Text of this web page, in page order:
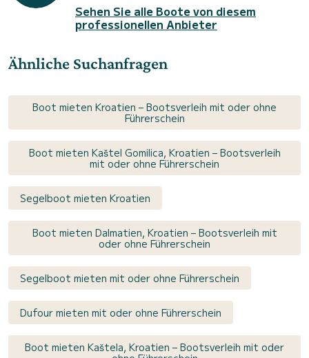
Sehen Sie alle Boote von diesem
professionellen Anbieter
Ähnliche Suchanfragen
Boot mieten Kroatien – Bootsverleih mit oder ohne
Führerschein
Boot mieten Kaštel Gomilica, Kroatien – Bootsverleih
mit oder ohne Führerschein
Segelboot mieten Kroatien
Boot mieten Dalmatien, Kroatien – Bootsverleih mit
oder ohne Führerschein
Segelboot mieten mit oder ohne Führerschein
Dufour mieten mit oder ohne Führerschein
Boot mieten Kaštela, Kroatien – Bootsverleih mit oder